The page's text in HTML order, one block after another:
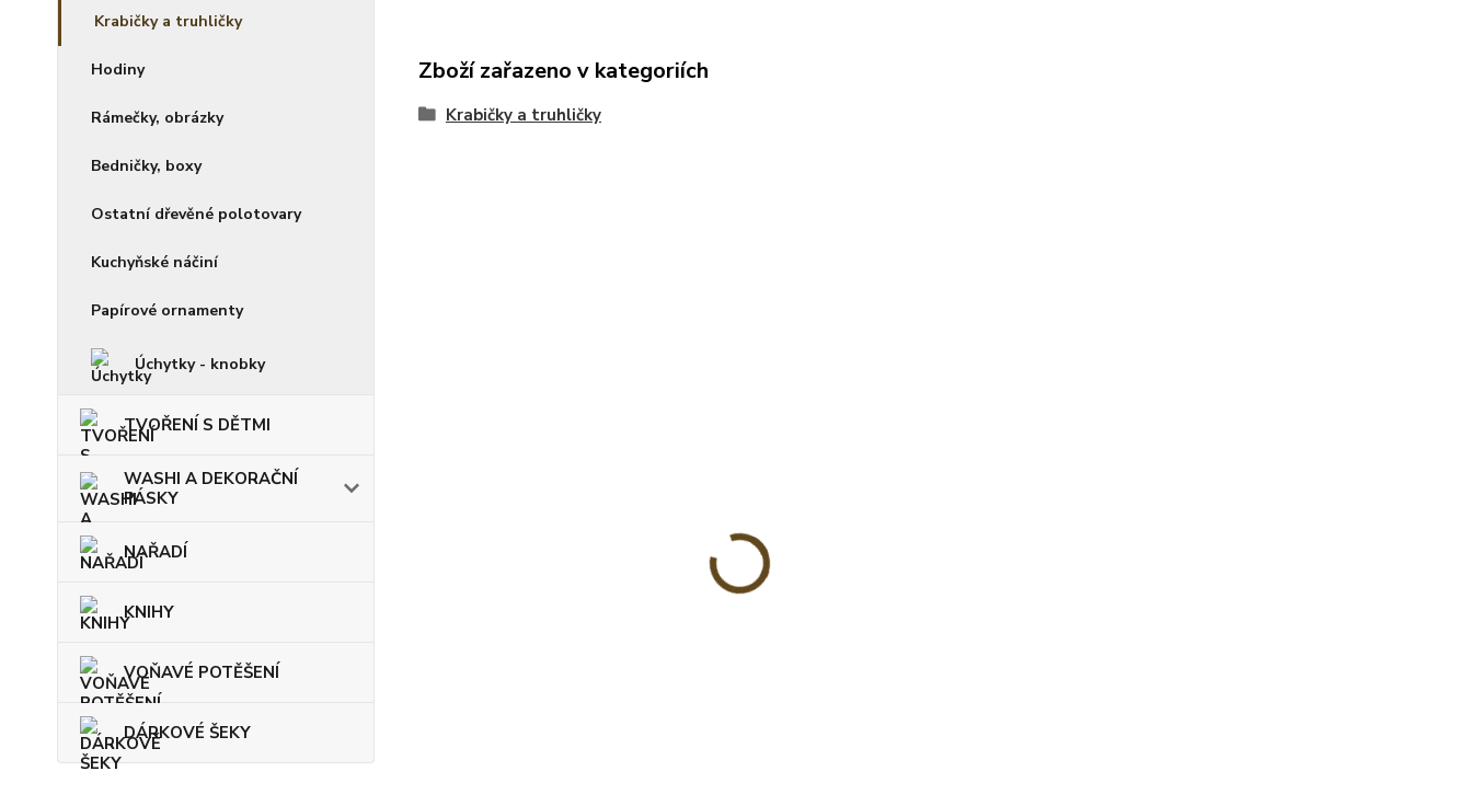
Krabičky a truhličky
Hodiny
Rámečky, obrázky
Bedničky, boxy
Ostatní dřevěné polotovary
Kuchyňské náčiní
Papírové ornamenty
Úchytky - knobky
TVOŘENÍ S DĚTMI
WASHI A DEKORAČNÍ
PÁSKY
NAŘADÍ
KNIHY
VOŇAVÉ POTĚŠENÍ
DÁRKOVÉ ŠEKY
Zboží zařazeno v kategoriích
Krabičky a truhličky